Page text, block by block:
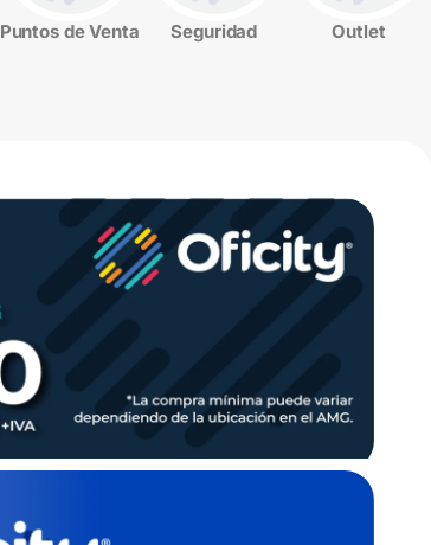
Puntos de Venta Seguridad Outlet